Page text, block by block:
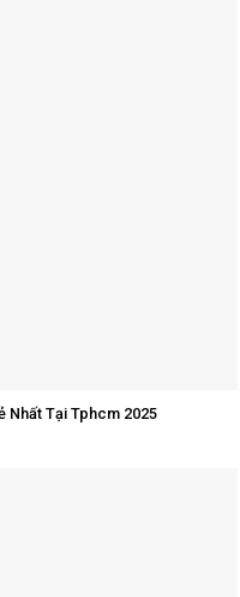
Nhất Tại Tphcm 2025